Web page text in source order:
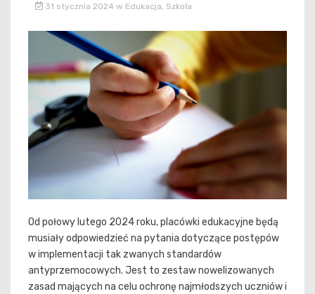
31 stycznia 2024 w Edukacja Szkoła
Od połowy lutego 2024 roku, placówki edukacyjne będą
musiały odpowiedzieć na pytania dotyczące postępów
w implementacji tak zwanych standardów
antyprzemocowych. Jest to zestaw nowelizowanych
zasad mających na celu ochronę najmłodszych uczniów i